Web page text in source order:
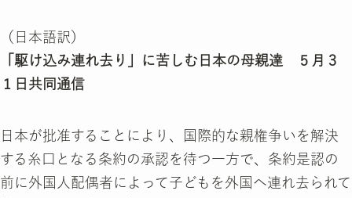
（日本語訳）
「駆け込み連れ去り」に苦しむ日本の母親達 ５月３
１日共同通信
日本が批准することにより、国際的な親権争いを解決
する糸口となる条約の承認を待つ一方で、条約是認の
前に外国人配偶者によって子どもを外国へ連れ去られて